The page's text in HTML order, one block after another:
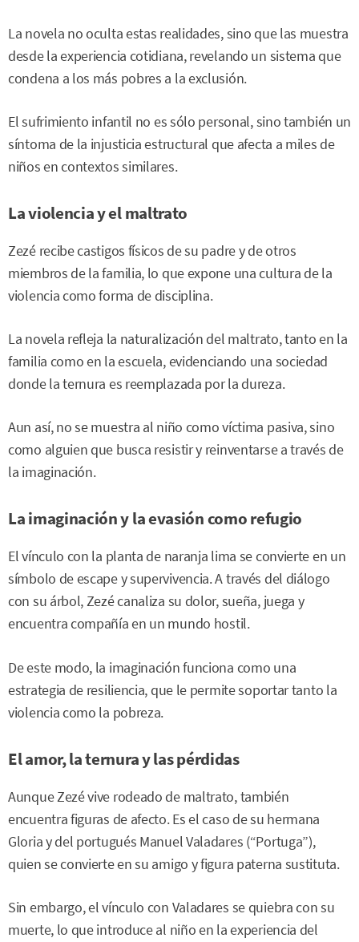
La novela no oculta estas realidades, sino que las muestra
desde la experiencia cotidiana, revelando un sistema que
condena a los más pobres a la exclusión.
El sufrimiento infantil no es sólo personal, sino también un
síntoma de la injusticia estructural que afecta a miles de
niños en contextos similares.
La violencia y el maltrato
Zezé recibe castigos físicos de su padre y de otros
miembros de la familia, lo que expone una cultura de la
violencia como forma de disciplina.
La novela refleja la naturalización del maltrato, tanto en la
familia como en la escuela, evidenciando una sociedad
donde la ternura es reemplazada por la dureza.
Aun así, no se muestra al niño como víctima pasiva, sino
como alguien que busca resistir y reinventarse a través de
la imaginación.
La imaginación y la evasión como refugio
El vínculo con la planta de naranja lima se convierte en un
símbolo de escape y supervivencia. A través del diálogo
con su árbol, Zezé canaliza su dolor, sueña, juega y
encuentra compañía en un mundo hostil.
De este modo, la imaginación funciona como una
estrategia de resiliencia, que le permite soportar tanto la
violencia como la pobreza.
El amor, la ternura y las pérdidas
Aunque Zezé vive rodeado de maltrato, también
encuentra figuras de afecto. Es el caso de su hermana
Gloria y del portugués Manuel Valadares (“Portuga”),
quien se convierte en su amigo y figura paterna sustituta.
Sin embargo, el vínculo con Valadares se quiebra con su
muerte, lo que introduce al niño en la experiencia del